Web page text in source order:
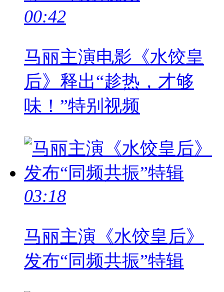
00:42
马丽主演电影《水饺皇
后》释出“趁热，才够
味！”特别视频
03:18
马丽主演《水饺皇后》
发布“同频共振”特辑